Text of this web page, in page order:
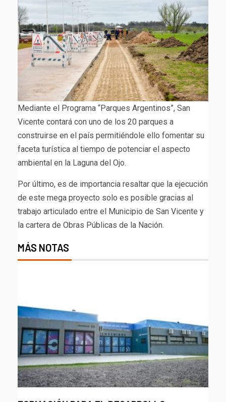
Mediante el Programa “Parques Argentinos”, San
Vicente contará con uno de los 20 parques a
construirse en el país permitiéndole ello fomentar su
faceta turística al tiempo de potenciar el aspecto
ambiental en la Laguna del Ojo.
Por último, es de importancia resaltar que la ejecución
de este mega proyecto solo es posible gracias al
trabajo articulado entre el Municipio de San Vicente y
la cartera de Obras Públicas de la Nación.
MÁS NOTAS